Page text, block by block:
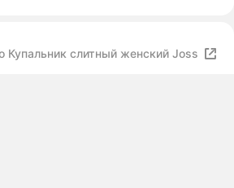
Купальник слитный женский Joss